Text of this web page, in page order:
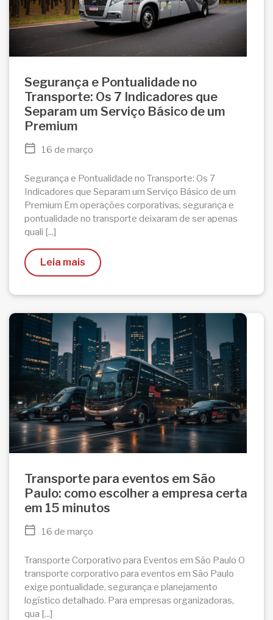
Segurança e Pontualidade no
Transporte: Os 7 Indicadores que
Separam um Serviço Básico de um
Premium
16 de março
Segurança e Pontualidade no Transporte: Os 7
Indicadores que Separam um Serviço Básico de um
Premium Em operações corporativas, segurança e
pontualidade no transporte deixaram de ser apenas
quali [...]
Leia mais
Transporte para eventos em São
Paulo: como escolher a empresa certa
em 15 minutos
16 de março
Transporte Corporativo para Eventos em São Paulo O
transporte corporativo para eventos em São Paulo
exige pontualidade, segurança e planejamento
logístico detalhado. Para empresas organizadoras,
qua [...]